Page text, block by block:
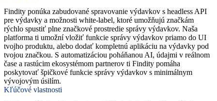
Findity ponúka zabudované spravovanie výdavkov s headless API
pre výdavky a možnosti white-label, ktoré umožňujú značkám
rýchlo spustiť plne značkové prostredie správy výdavkov. Naša
platforma ti umožní vložiť funkcie správy výdavkov priamo do UI
tvojho produktu, alebo dodať kompletnú aplikáciu na výdavky pod
tvojou značkou. S automatizáciou poháňanou AI, údajmi v reálnom
čase a rastúcim ekosystémom partnerov ti Findity pomáha
poskytovať špičkové funkcie správy výdavkov s minimálnym
vývojovým úsilím.
Kľúčové vlastnosti